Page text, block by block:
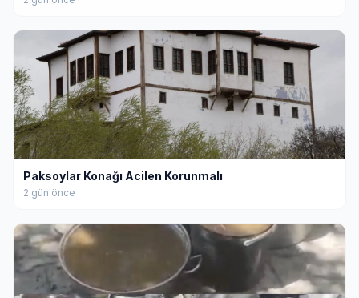
Paksoylar Konağı Acilen Korunmalı
2 gün önce